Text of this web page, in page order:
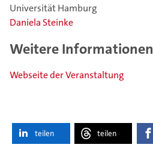
Universität Hamburg
Daniela Steinke
Weitere Informationen
Webseite der Veranstaltung
teilen teilen